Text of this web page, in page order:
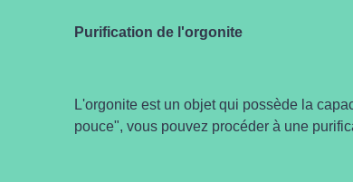
Purification de l'orgonite
L'orgonite est un objet qui possède la
pouce", vous pouvez procéder à une